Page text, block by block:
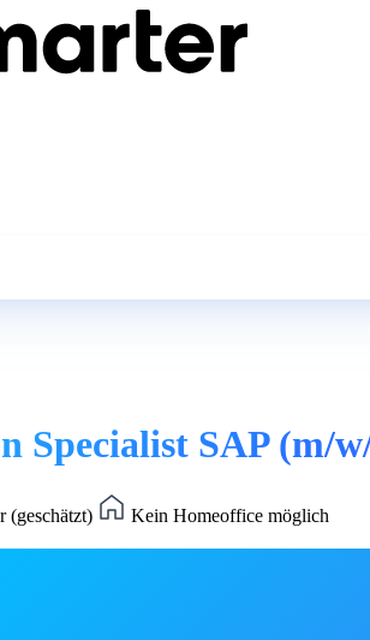
Specialist SAP (m/
(geschätzt)
Kein Homeoffice möglich